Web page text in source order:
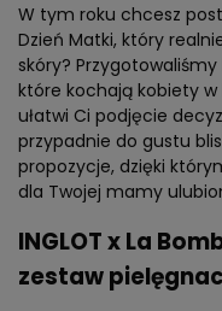
W tym roku chcesz
Dzień Matki, który
skóry?
które kochają kobiety w
ułatwi Ci podjęcie
przypadnie do gustu
propozycje, dzięki
dla Twojej mamy
INGLOT x La
zestaw